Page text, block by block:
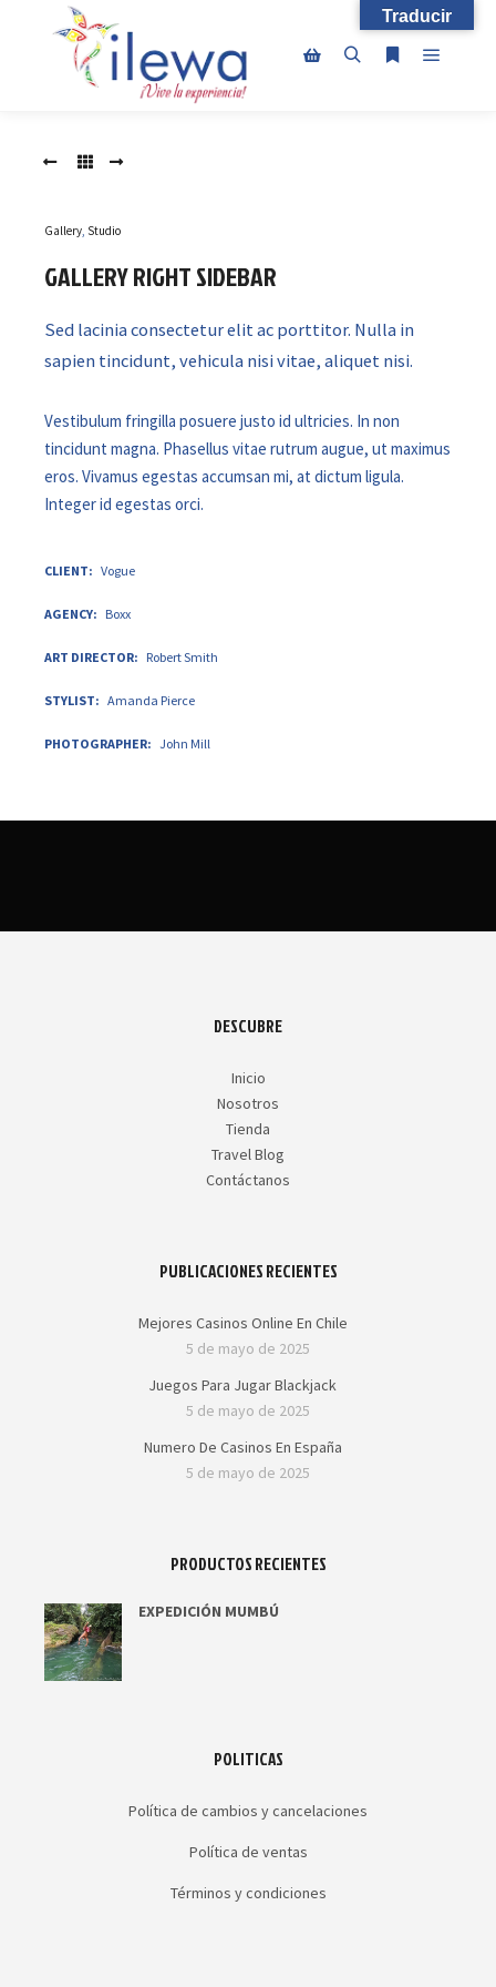
Gallery, Studio
GALLERY RIGHT SIDEBAR
Sed lacinia consectetur elit ac porttitor. Nulla in
sapien tincidunt, vehicula nisi vitae, aliquet nisi.
Vestibulum fringilla posuere justo id ultricies. In non
tincidunt magna. Phasellus vitae rutrum augue, ut maximus
eros. Vivamus egestas accumsan mi, at dictum ligula.
Integer id egestas orci.
CLIENT Vogue
AGENCY Boxx
ART DIRECTOR Robert Smith
STYLIST Amanda Pierce
PHOTOGRAPHER John Mill
DESCUBRE
Inicio
Nosotros
Tienda
Travel Blog
Contáctanos
PUBLICACIONES RECIENTES
Mejores Casinos Online En Chile
5 de mayo de 2025
Juegos Para Jugar Blackjack
5 de mayo de 2025
Numero De Casinos En España
5 de mayo de 2025
PRODUCTOS RECIENTES
EXPEDICIÓN MUMBÚ
POLITICAS
Política de cambios y cancelaciones
Política de ventas
Términos y condiciones
Traducir